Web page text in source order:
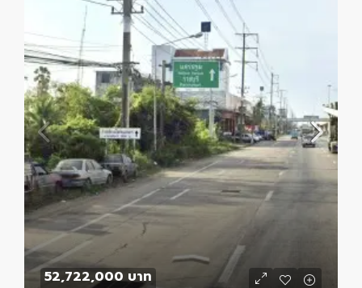
52,722,000 บาท